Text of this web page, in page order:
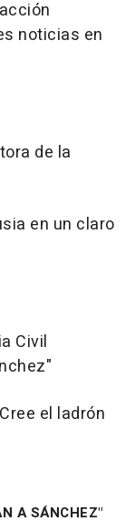
noticias en
de la
en un claro
Civil
el ladrón
A SÁNCHEZ"